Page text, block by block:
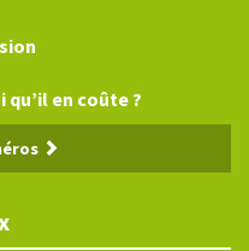
en coûte ?